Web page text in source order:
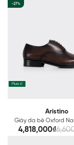
-27%
Mua sỉ
Aristino
Giày da bê Oxford
Leather
4,818,000₫